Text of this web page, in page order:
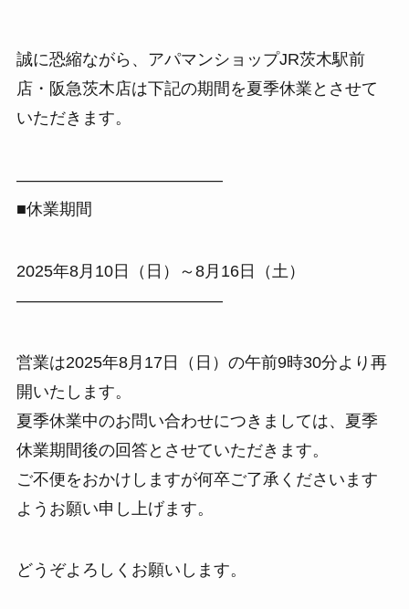
誠に恐縮ながら、アパマンショップJR茨木駅前
店・阪急茨木店は下記の期間を夏季休業とさせて
いただきます。
————————————–
■休業期間
2025年8月10日（日）～8月16日（土）
————————————–
営業は2025年8月17日（日）の午前9時30分より再
開いたします。
夏季休業中のお問い合わせにつきましては、夏季
休業期間後の回答とさせていただきます。
ご不便をおかけしますが何卒ご了承くださいます
ようお願い申し上げます。
どうぞよろしくお願いします。